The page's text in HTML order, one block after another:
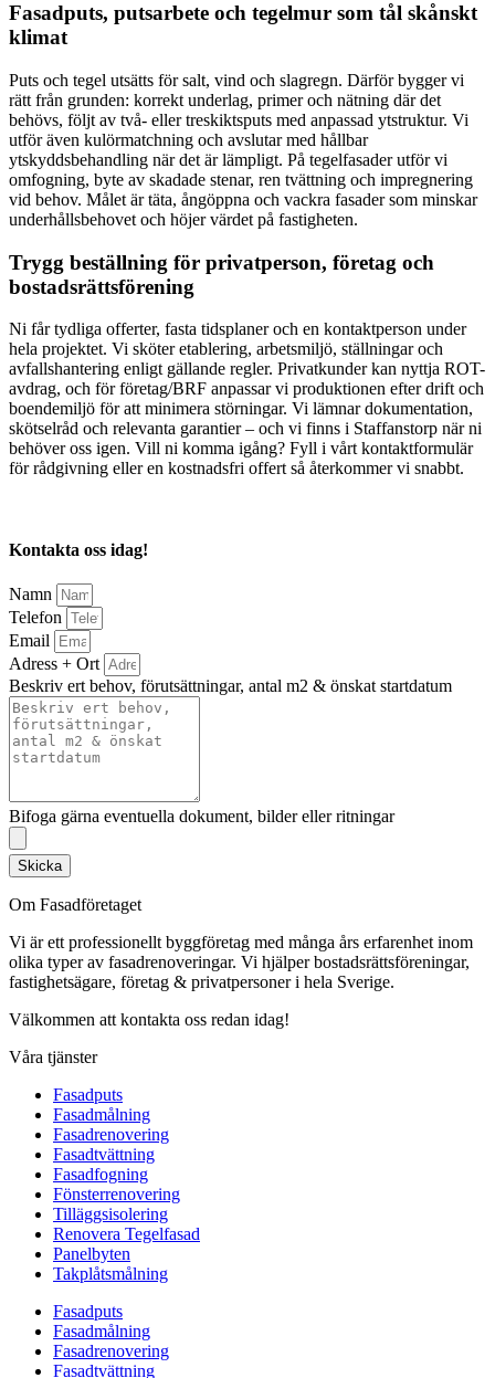
Fasadputs, putsarbete och tegelmur som tål skånskt
klimat
Puts och tegel utsätts för salt, vind och slagregn. Därför bygger vi
rätt från grunden: korrekt underlag, primer och nätning där det
behövs, följt av två- eller treskiktsputs med anpassad ytstruktur. Vi
utför även kulörmatchning och avslutar med hållbar
ytskyddsbehandling när det är lämpligt. På tegelfasader utför vi
omfogning, byte av skadade stenar, ren tvättning och impregnering
vid behov. Målet är täta, ångöppna och vackra fasader som minskar
underhållsbehovet och höjer värdet på fastigheten.
Trygg beställning för privatperson, företag och
bostadsrättsförening
Ni får tydliga offerter, fasta tidsplaner och en kontaktperson under
hela projektet. Vi sköter etablering, arbetsmiljö, ställningar och
avfallshantering enligt gällande regler. Privatkunder kan nyttja ROT-
avdrag, och för företag/BRF anpassar vi produktionen efter drift och
boendemiljö för att minimera störningar. Vi lämnar dokumentation,
skötselråd och relevanta garantier – och vi finns i Staffanstorp när ni
behöver oss igen. Vill ni komma igång? Fyll i vårt kontaktformulär
för rådgivning eller en kostnadsfri offert så återkommer vi snabbt.
Kontakta oss idag!
Namn
Telefon
Email
Adress + Ort
Beskriv ert behov, förutsättningar, antal m2 & önskat startdatum
Bifoga gärna eventuella dokument, bilder eller ritningar
Skicka
Om Fasadföretaget
Vi är ett professionellt byggföretag med många års erfarenhet inom
olika typer av fasadrenoveringar. Vi hjälper bostadsrättsföreningar,
fastighetsägare, företag & privatpersoner i hela Sverige.
Välkommen att kontakta oss redan idag!
Våra tjänster
Fasadputs
Fasadmålning
Fasadrenovering
Fasadtvättning
Fasadfogning
Fönsterrenovering
Tilläggsisolering
Renovera Tegelfasad
Panelbyten
Takplåtsmålning
Fasadputs
Fasadmålning
Fasadrenovering
Fasadtvättning